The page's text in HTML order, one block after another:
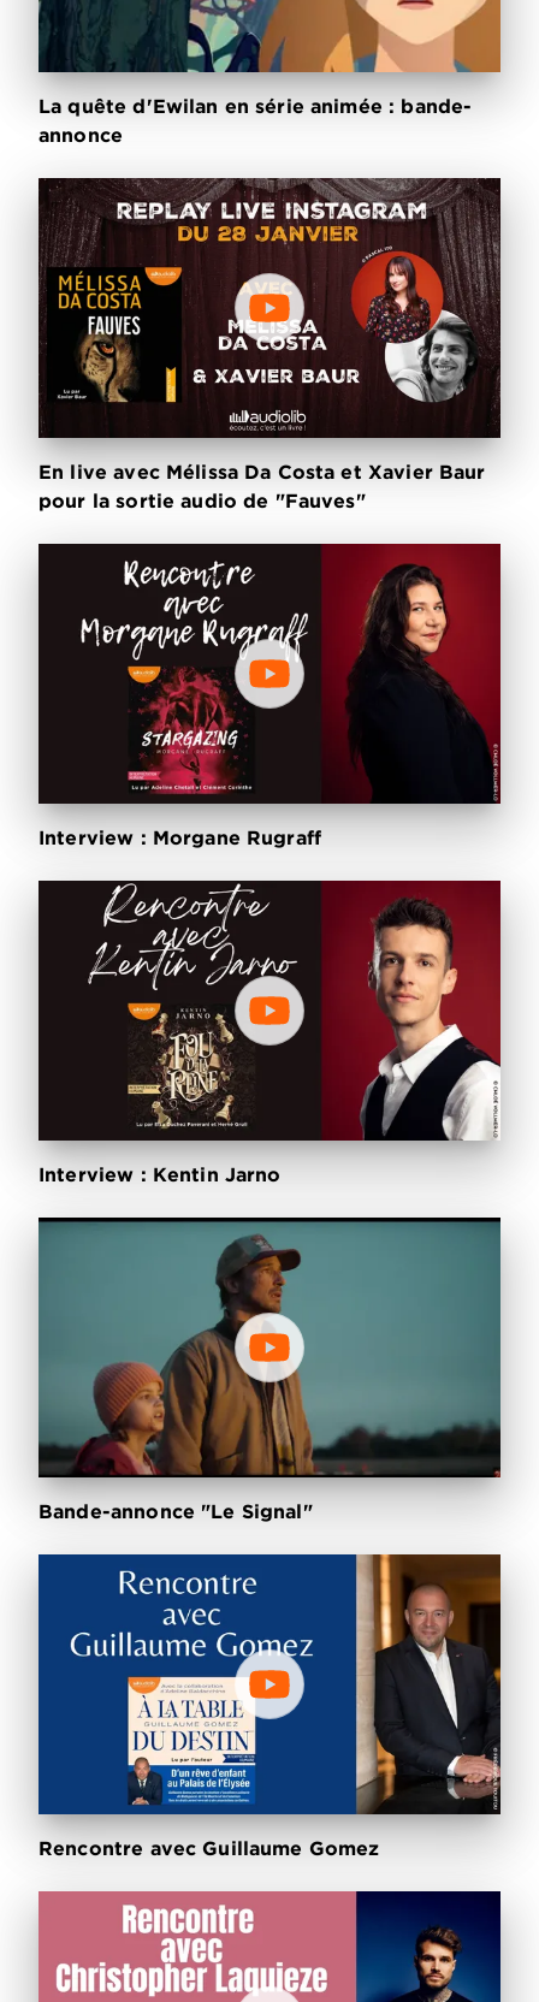
La quête d'Ewilan en série animée : bande-
annonce
En live avec Mélissa Da Costa et Xavier Baur
pour la sortie audio de "Fauves"
Interview : Morgane Rugraff
Interview : Kentin Jarno
Bande-annonce "Le Signal"
Rencontre avec Guillaume Gomez